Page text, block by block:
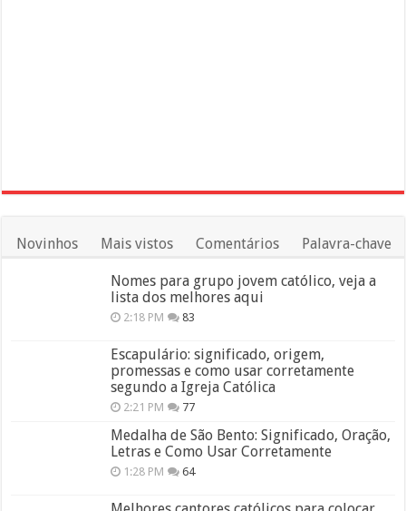
Novinhos Mais vistos Comentários Palavra-chave
Nomes para grupo jovem católico, veja a
lista dos melhores aqui
2:18 PM 83
Escapulário: significado, origem,
promessas e como usar corretamente
segundo a Igreja Católica
2:21 PM 77
Medalha de São Bento: Significado, Oração,
Letras e Como Usar Corretamente
1:28 PM 64